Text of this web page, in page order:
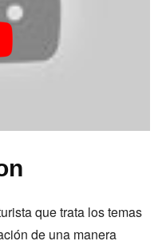
que trata los temas
de una manera